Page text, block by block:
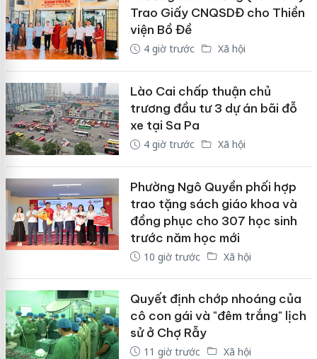
Trao Giấy CNQSDĐ cho Thiền
viện Bồ Đề
4 giờ trước Xã hội
Lào Cai chấp thuận chủ
trương đầu tư 3 dự án bãi đỗ
xe tại Sa Pa
4 giờ trước Xã hội
Phường Ngô Quyền phối hợp
trao tặng sách giáo khoa và
đồng phục cho 307 học sinh
trước năm học mới
10 giờ trước Xã hội
Quyết định chớp nhoáng của
cô con gái và "đêm trắng" lịch
sử ở Chợ Rẫy
11 giờ trước Xã hội